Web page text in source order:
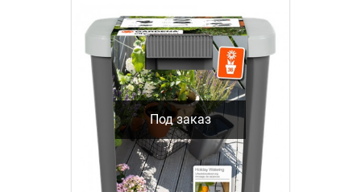
Под заказ